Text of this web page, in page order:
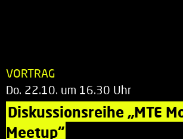
VORTRAG
Do. 22.10. um 16.30 Uhr
Diskussionsreihe „MTE
Meetup“